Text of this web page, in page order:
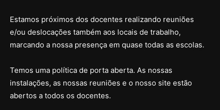
Estamos próximos dos docentes realizando reuniões
e/ou deslocações também aos locais de trabalho,
marcando a nossa presença em quase todas as escolas.
Temos uma política de porta aberta. As nossas
instalações, as nossas reuniões e o nosso site estão
abertos a todos os docentes.